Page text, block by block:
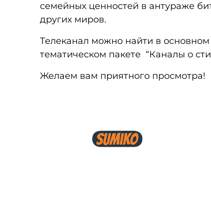
семейных ценностей в антураже
других миров.
Телеканал можно найти в
тематическом пакете “Каналы о
Желаем вам приятного просмотра!